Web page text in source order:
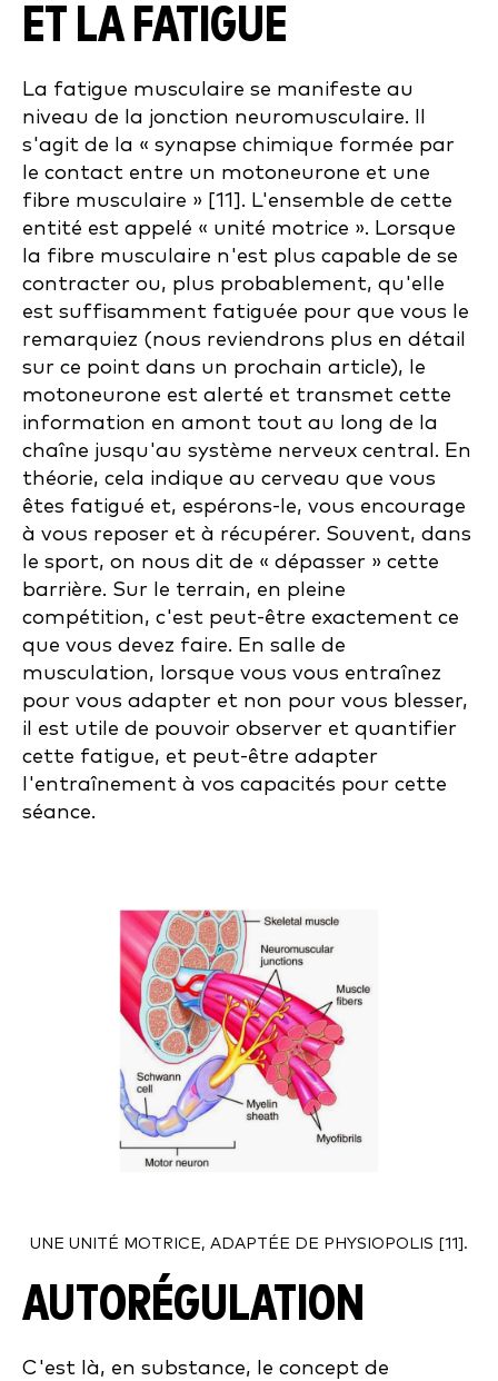
ET LA FATIGUE
La fatigue musculaire se manifeste au
niveau de la jonction neuromusculaire. Il
s'agit de la « synapse chimique formée par
le contact entre un motoneurone et une
fibre musculaire » [11]. L'ensemble de cette
entité est appelé « unité motrice ». Lorsque
la fibre musculaire n'est plus capable de se
contracter ou, plus probablement, qu'elle
est suffisamment fatiguée pour que vous le
remarquiez (nous reviendrons plus en détail
sur ce point dans un prochain article), le
motoneurone est alerté et transmet cette
information en amont tout au long de la
chaîne jusqu'au système nerveux central. En
théorie, cela indique au cerveau que vous
êtes fatigué et, espérons-le, vous encourage
à vous reposer et à récupérer. Souvent, dans
le sport, on nous dit de « dépasser » cette
barrière. Sur le terrain, en pleine
compétition, c'est peut-être exactement ce
que vous devez faire. En salle de
musculation, lorsque vous vous entraînez
pour vous adapter et non pour vous blesser,
il est utile de pouvoir observer et quantifier
cette fatigue, et peut-être adapter
l'entraînement à vos capacités pour cette
séance.
UNE UNITÉ MOTRICE, ADAPTÉE DE PHYSIOPOLIS [11].
AUTORÉGULATION
C'est là, en substance, le concept de